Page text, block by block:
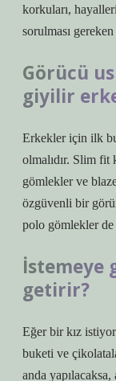
korkuları,
sorulması gereken
Görücü
giyilir
Erkekler için ilk
olmalıdır. Slim
gömlekler ve
özgüvenli bir
polo gömlekler
İstemeye
getirir?
Eğer bir kız
buketi ve
anda